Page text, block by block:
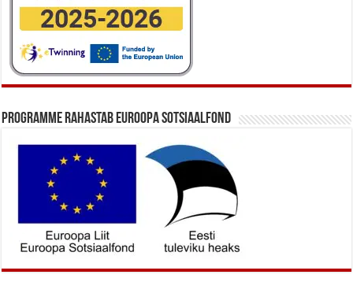
Programme rahastab Euroopa Sotsiaalfond